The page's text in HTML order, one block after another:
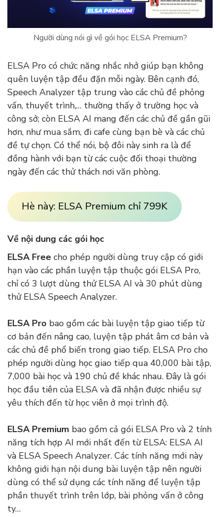
Người dùng nói gì về gói học ELSA Premium?
ELSA Pro có chức năng nhắc nhở giúp bạn không
quên luyện tập đều đặn mỗi ngày. Bên cạnh đó,
Speech Analyzer tập trung vào các chủ đề phỏng
vấn, thuyết trình,… thường thấy ở trường học và
công sở; còn ELSA AI mang đến các chủ đề gần gũi
hơn, như mua sắm, đi cafe cùng bạn bè và các chủ
đề tự chọn. Có thể nói, bộ đôi này sinh ra là để
đồng hành với bạn từ các cuộc đối thoại thường
ngày đến các thử thách nơi văn phòng.
Hè này: ELSA Premium chỉ 799K
Về nội dung các gói học
ELSA Free cho phép người dùng truy cập có giới
hạn vào các phần luyện tập thuộc gói ELSA Pro,
chỉ có 3 lượt dùng thử ELSA AI và 30 phút dùng
thử ELSA Speech Analyzer.
ELSA Pro bao gồm các bài luyện tập giao tiếp từ
cơ bản đến nâng cao, luyện tập phát âm cơ bản và
các chủ đề phổ biến trong giao tiếp. ELSA Pro cho
phép người dùng học giao tiếp qua 40,000 bài tập,
7,000 bài học và 190 chủ đề khác nhau. Đây là gói
học đầu tiên của ELSA và đã nhận được nhiều sự
yêu thích đến từ học viên ở mọi trình độ.
ELSA Premium bao gồm cả gói ELSA Pro và 2 tính
năng tích hợp AI mới nhất đến từ ELSA: ELSA AI
và ELSA Speech Analyzer. Các tính năng mới này
không giới hạn nội dung bài luyện tập nên người
dùng có thể sử dụng các tính năng để luyện tập
phần thuyết trình trên lớp, bài phỏng vấn ở công
ty…